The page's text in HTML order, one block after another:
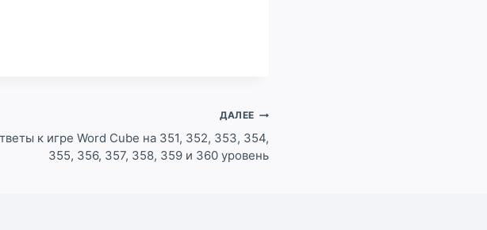
ДАЛЕЕ
к игре Word Cube на 351, 352, 353, 354,
355, 356, 357, 358, 359 и 360 уровень